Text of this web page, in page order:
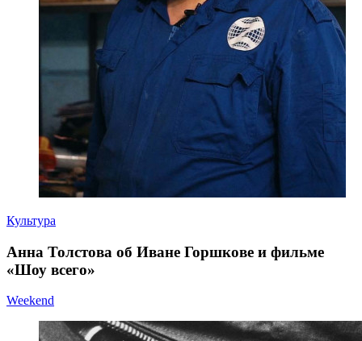
Культура
Анна Толстова об Иване Горшкове и фильме
«Шоу всего»
Weekend